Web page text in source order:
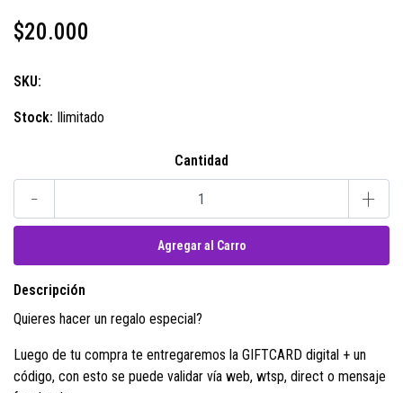
$20.000
SKU:
Stock: Ilimitado
Cantidad
- +
Descripción
Quieres hacer un regalo especial?
Luego de tu compra te entregaremos la GIFTCARD digital + un
código, con esto se puede validar vía web, wtsp, direct o mensaje